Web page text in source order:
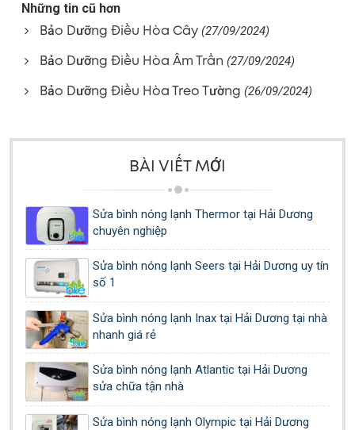
Những tin cũ hơn
Bảo Dưỡng Điều Hòa Cây (27/09/2024)
Bảo Dưỡng Điều Hòa Âm Trần (27/09/2024)
Bảo Dưỡng Điều Hòa Treo Tường (26/09/2024)
BÀI VIẾT MỚI
Sửa bình nóng lạnh Thermor tại Hải Dương
chuyên nghiệp
Sửa bình nóng lạnh Seers tại Hải Dương uy tín
số 1
Sửa bình nóng lạnh Inax tại Hải Dương tại nhà
nhanh giá rẻ
Sửa bình nóng lạnh Atlantic tại Hải Dương
sửa chữa tận nhà
Sửa bình nóng lạnh Olympic tại Hải Dương